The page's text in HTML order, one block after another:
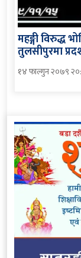
महङ्गी विरुद्ध
तुलसीपुरमा
१४ फाल्गुन २०७९